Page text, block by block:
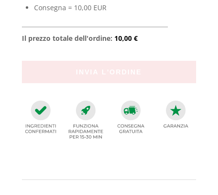
Consegna = 10,00 EUR
Il prezzo totale dell'ordine: 10,00 €